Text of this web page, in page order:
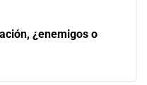
¿enemigos o